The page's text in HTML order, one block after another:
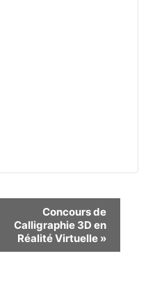
Concours de
Calligraphie 3D en
Réalité Virtuelle »